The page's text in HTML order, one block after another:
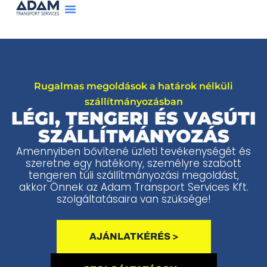
Rugalmas megoldások a határok nélküli
szállítmányozásban
LÉGI, TENGERI ÉS VASÚTI
SZÁLLÍTMÁNYOZÁS
Amennyiben bővítené üzleti tevékenységét és
szeretne egy hatékony, személyre szabott
tengeren túli szállítmányozási megoldást,
akkor Önnek az Adam Transport Services Kft.
szolgáltatásaira van szüksége!
AJÁNLATKÉRÉS >